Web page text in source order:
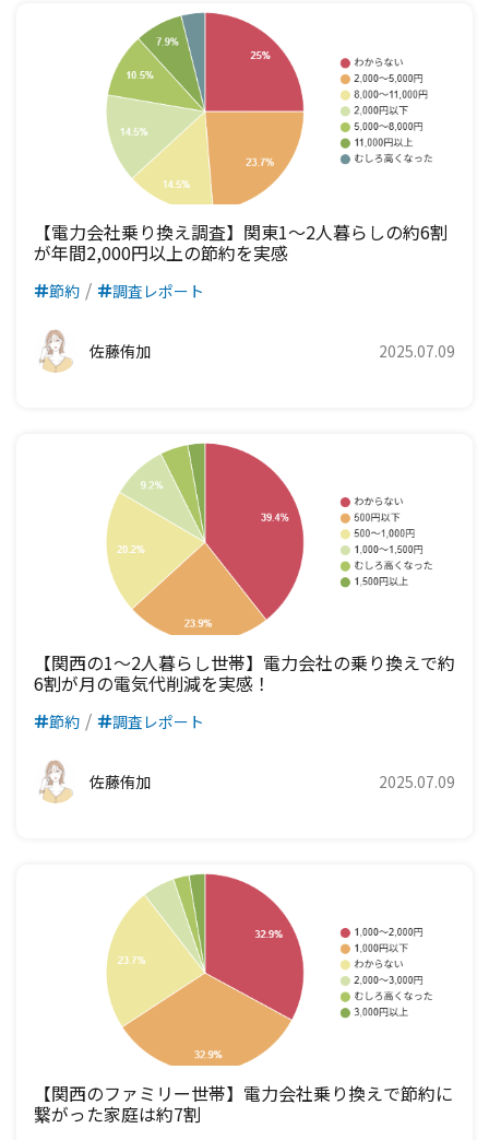
【電力会社乗り換え調査】関東1～2人暮らしの約6割
が年間2,000円以上の節約を実感
節約 調査レポート
佐藤侑加 2025.07.09
【関西の1～2人暮らし世帯】電力会社の乗り換えで約
6割が月の電気代削減を実感！
節約 調査レポート
佐藤侑加 2025.07.09
【関西のファミリー世帯】電力会社乗り換えで節約に
繋がった家庭は約7割